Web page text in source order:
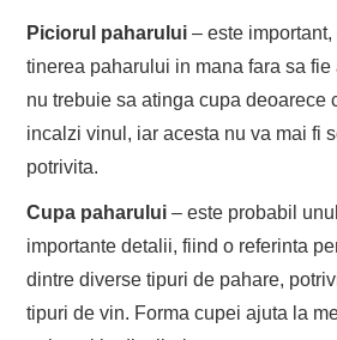
Piciorul paharului – este
tinerea paharului in mana fara sa
nu trebuie sa atinga cupa deoarece
incalzi vinul, iar acesta nu va mai fi
potrivita.
Cupa paharului – este probabil
importante detalii, fiind o referinta
dintre diverse tipuri de pahare,
tipuri de vin. Forma cupei ajuta la